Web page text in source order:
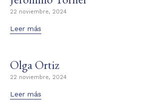
22 noviembre, 2024
Leer más
Olga Ortiz
22 noviembre, 2024
Leer más